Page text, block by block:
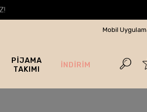
Mobil
PİJAMA
TAKIMI
İNDİRİM